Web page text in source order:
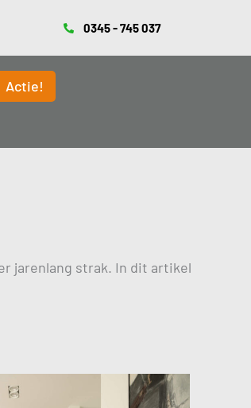
0345 - 745 037
Actie!
jarenlang strak. In dit artikel